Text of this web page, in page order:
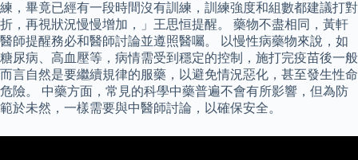
練，畢竟已經有一段時間沒有訓練，訓練強度和組數都建議打對
折，再視狀況慢慢增加，」王思恒提醒。 藥物不盡相同，黃軒
醫師提醒務必和醫師討論並遵照醫囑。 以慢性病藥物來說，如
糖尿病、高血壓等，病情需受到穩定的控制，施打完疫苗後一般
而言自然是要繼續規律的服藥，以避免情況惡化，甚至發生性命
危險。 中藥方面，常見的科學中藥普遍不會有所影響，但為防
範於未然，一樣需要與中醫師討論，以確保安全。